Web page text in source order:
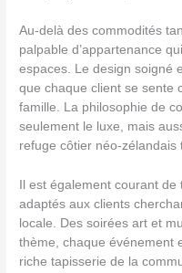
Au-delà des commodités
palpable d’appartenance
espaces. Le design soigné
que chaque client se sente
famille. La philosophie de
seulement le luxe, mais
refuge côtier néo-zélandais
Il est également courant
adaptés aux clients
locale. Des soirées art et
thème, chaque événement
riche tapisserie de la